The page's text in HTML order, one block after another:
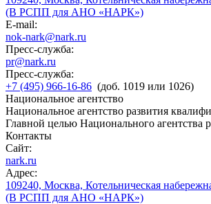
(В РСПП для АНО «НАРК»)
E-mail:
nok-nark@nark.ru
Пресс-служба:
pr@nark.ru
Пресс-служба:
+7 (495) 966-16-86 (доб. 1019 или 1026)
Национальное агентство
Национальное агентство развития
Главной целью Национального агентства
Контакты
Сайт:
nark.ru
Адрес:
109240, Москва, Котельническая
(В РСПП для АНО «НАРК»)